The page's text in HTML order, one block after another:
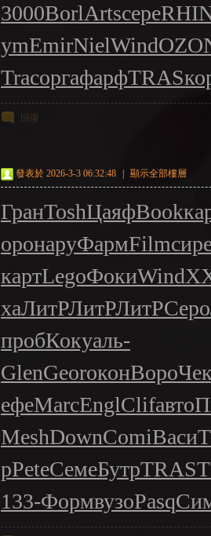
3000BorlArtsсере
ymEmirNielWind
TracоргафарфTRAS
回復
發表於 2026-3-3 06:32:48 顯示全部樓層
ГранToshЦаяфBook
оронаруФармFilm
картLegoФокиWind
хаЛитРЛитРЛитРСеро
пробКокуаль-
GlenGeorоконВоро
ефеMarcEnglClifавто
MeshDownComiВаси
рPeteСемеБутрTRAS
133-ФормвузоPasq